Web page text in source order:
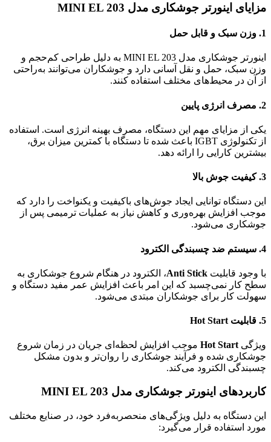
مزایای اینورتر جوشکاری مدل MINI EL 203
1. وزن سبک و قابل حمل
اینورتر جوشکاری مدل MINI EL 203 به دلیل طراحی کم‌حجم و
وزن سبک، حمل و نقل آسانی دارد و جوشکاران می‌توانند به‌راحتی
از آن در محیط‌های مختلف استفاده کنند.
2. مصرف انرژی پایین
یکی از مزایای مهم این دستگاه، مصرف بهینه انرژی است. استفاده
از تکنولوژی IGBT باعث شده تا دستگاه با کمترین میزان برق،
بیشترین کارایی را ارائه دهد.
3. کیفیت جوش بالا
این دستگاه توانایی ایجاد جوش‌های باکیفیت و یکنواخت را دارد که
موجب افزایش بهره‌وری و کاهش نیاز به عملیات ترمیمی پس از
جوشکاری می‌شود.
4. سیستم ضد چسبندگی الکترود
با وجود قابلیت Anti Stick، الکترود در هنگام شروع جوشکاری به
سطح کار نمی‌چسبد که این امر باعث افزایش عمر مفید دستگاه و
سهولت کار برای جوشکاران مبتدی می‌شود.
5. قابلیت Hot Start
ویژگی Hot Start موجب افزایش لحظه‌ای جریان در زمان شروع
جوشکاری شده و فرآیند جوشکاری را روان‌تر و بدون مشکل
چسبندگی الکترود می‌کند.
کاربردهای اینورتر جوشکاری مدل MINI EL 203
این دستگاه به دلیل ویژگی‌های منحصربه‌فرد خود، در صنایع مختلف
مورد استفاده قرار می‌گیرد: